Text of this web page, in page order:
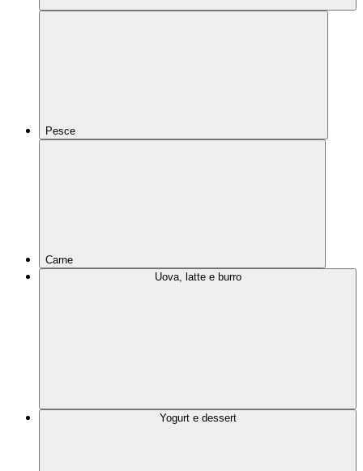
Pesce
Carne
Uova, latte e burro
Yogurt e dessert